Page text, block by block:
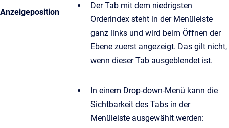
Anzeigeposition
Der Tab mit dem niedrigsten
Orderindex steht in der Menüleiste
ganz links und wird beim Öffnen der
Ebene zuerst angezeigt. Das gilt nicht,
wenn dieser Tab ausgeblendet ist.
In einem Drop-down-Menü kann die
Sichtbarkeit des Tabs in der
Menüleiste ausgewählt werden: